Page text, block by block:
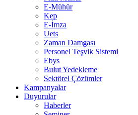
E-Mühür
Kep
E-İmza
Uets
Zaman Damgası
Personel Teşvik Sistemi
Ebys
Bulut Yedekleme
Sektörel Çözümler
Kampanyalar
Duyurular
Haberler